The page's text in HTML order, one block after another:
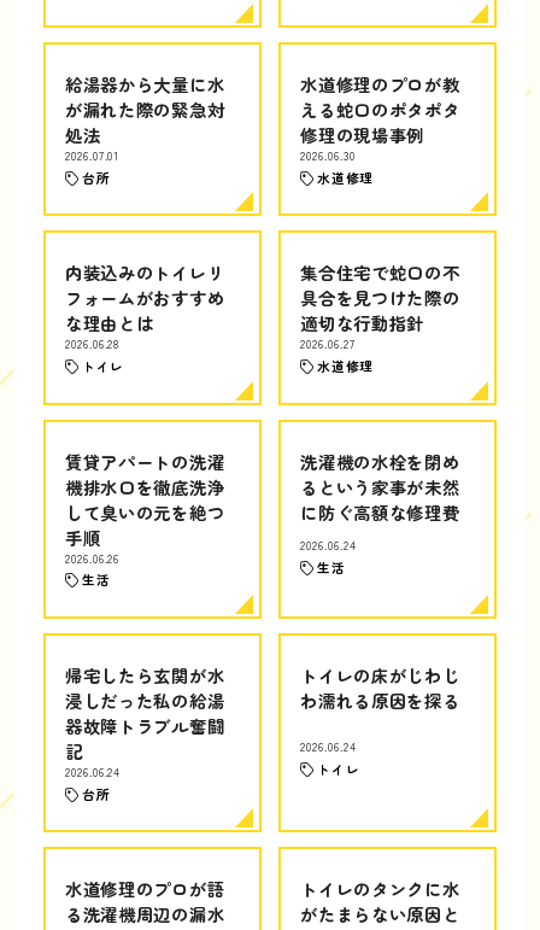
給湯器から大量に水
が漏れた際の緊急対
処法
2026.07.01
台所
水道修理のプロが教
える蛇口のポタポタ
修理の現場事例
2026.06.30
水道修理
内装込みのトイレリ
フォームがおすすめ
な理由とは
2026.06.28
トイレ
集合住宅で蛇口の不
具合を見つけた際の
適切な行動指針
2026.06.27
水道修理
賃貸アパートの洗濯
機排水口を徹底洗浄
して臭いの元を絶つ
手順
2026.06.26
生活
洗濯機の水栓を閉め
るという家事が未然
に防ぐ高額な修理費
2026.06.24
生活
帰宅したら玄関が水
浸しだった私の給湯
器故障トラブル奮闘
記
2026.06.24
台所
トイレの床がじわじ
わ濡れる原因を探る
2026.06.24
トイレ
水道修理のプロが語
る洗濯機周辺の漏水
トイレのタンクに水
がたまらない原因と